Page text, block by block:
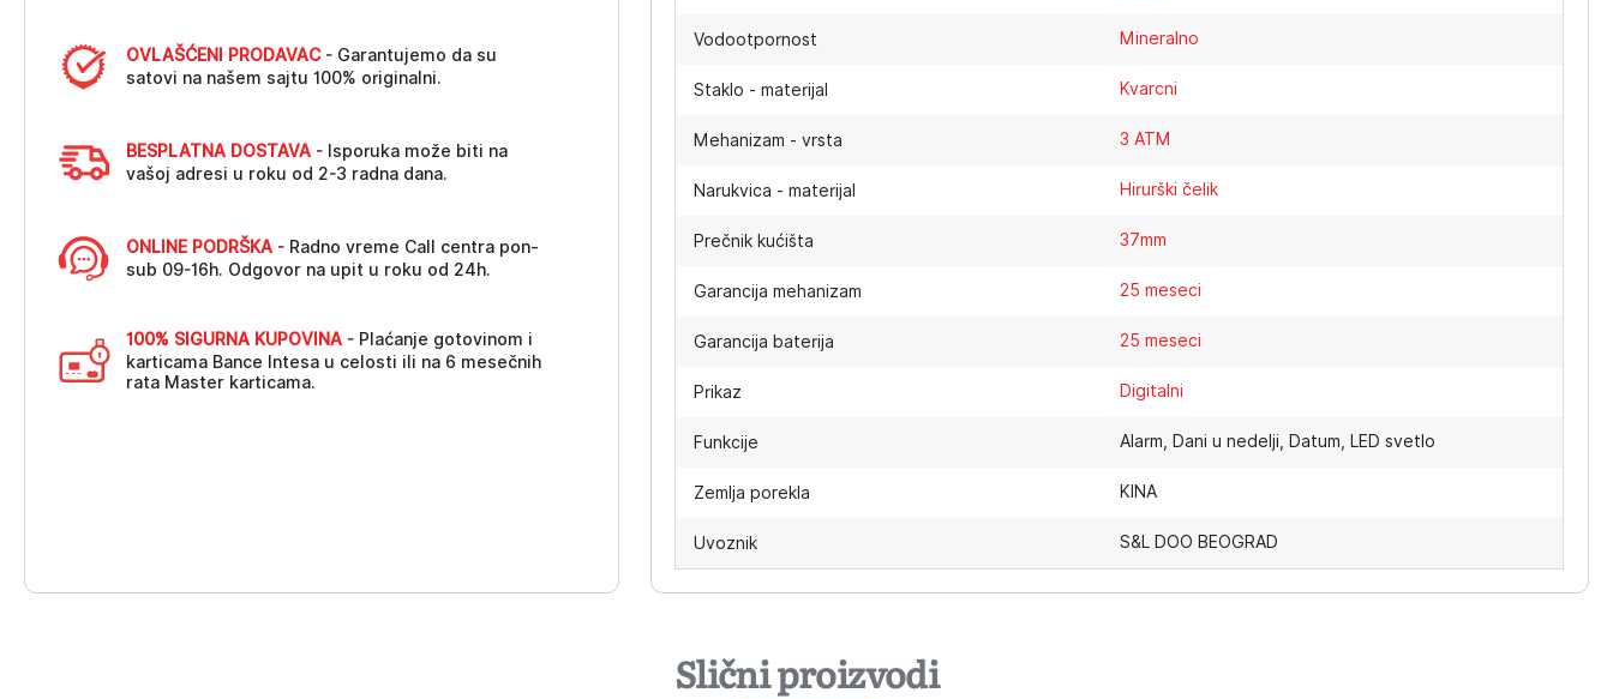
OVLAŠĆENI PRODAVAC- Garantujemo da su
satovi na našem sajtu 100% originalni.
BESPLATNA DOSTAVA - Isporuka može biti na
vašoj adresi u roku od 2-3 radna dana.
ONLINE PODRŠKA - Radno vreme Call centra pon-
sub 09-16h. Odgovor na upit u roku od 24h.
100% SIGURNA KUPOVINA - Plaćanje gotovinom i
karticama Bance Intesa u celosti ili na 6 mesečnih
rata Master karticama.
Vodootpornost Mineralno
Staklo - materijal Kvarcni
Mehanizam - vrsta 3 ATM
Narukvica - materijal Hirurški čelik
Prečnik kućišta 37mm
Garancija mehanizam 25 meseci
Garancija baterija 25 meseci
Prikaz Digitalni
Funkcije Alarm, Dani u nedelji, Datum, LED svetlo
Zemlja porekla KINA
Uvoznik S&L DOO BEOGRAD
Slični proizvodi